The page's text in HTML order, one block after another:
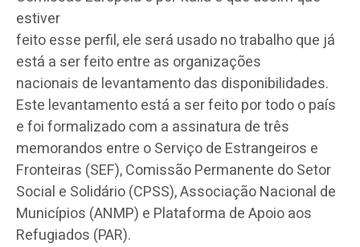
estiver
feito esse perfil, ele será usado no trabalho que já
está a ser feito entre as organizações
nacionais de levantamento das disponibilidades.
Este levantamento está a ser feito por todo o país
e foi formalizado com a assinatura de três
memorandos entre o Serviço de Estrangeiros e
Fronteiras (SEF), Comissão Permanente do Setor
Social e Solidário (CPSS), Associação Nacional de
Municípios (ANMP) e Plataforma de Apoio aos
Refugiados (PAR).